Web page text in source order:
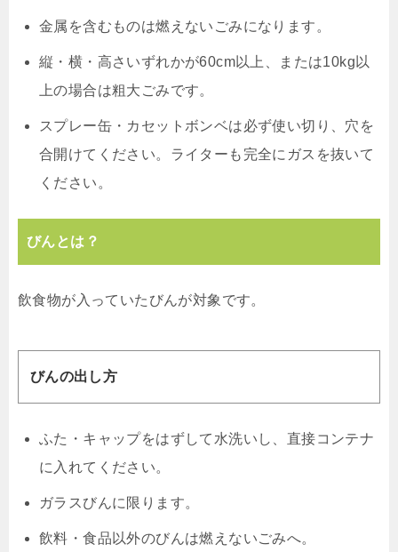
金属を含むものは燃えないごみになります。
縦・横・高さいずれかが60cm以上、または10kg以
上の場合は粗大ごみです。
スプレー缶・カセットボンベは必ず使い切り、穴を
合開けてください。ライターも完全にガスを抜いて
ください。
びんとは？
飲食物が入っていたびんが対象です。
びんの出し方
ふた・キャップをはずして水洗いし、直接コンテナ
に入れてください。
ガラスびんに限ります。
飲料・食品以外のびんは燃えないごみへ。